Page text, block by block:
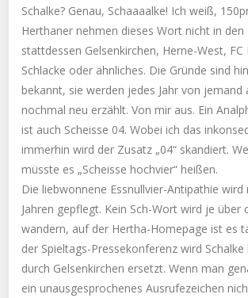
Schalke? Genau, Schaaaalke! Ich weiß,
Herthaner nehmen dieses Wort nicht in den
stattdessen Gelsenkirchen, Herne-West, FC
Schlacke oder ähnliches. Die Gründe sind
bekannt, sie werden jedes Jahr von jemand
nochmal neu erzählt. Von mir aus. Ein
ist auch Scheisse 04. Wobei ich das
immerhin wird der Zusatz „04“ skandiert.
müsste es „Scheisse hochvier“ heißen.
Die liebwonnene Essnullvier-Antipathie
Jahren gepflegt. Kein Sch-Wort wird je über
wandern, auf der Hertha-Homepage ist es
der Spieltags-Pressekonferenz wird
durch Gelsenkirchen ersetzt. Wenn man
ein unausgesprochenes Ausrufezeichen